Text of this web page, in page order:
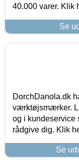
40.000 varer. Klik
Se
DorchDanola.dk
værktøjsmærker.
og i kundeservice
rådgive dig. Klik
Se